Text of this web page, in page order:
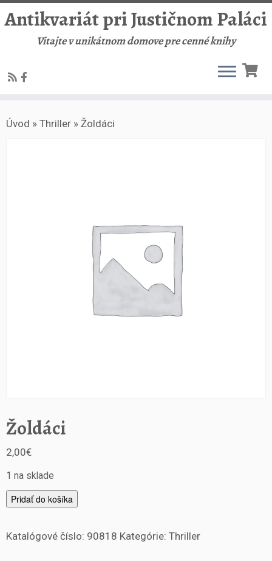
to
Antikvariát pri Justičnom Paláci
Vitajte v unikátnom domove pre cenné knihy
Úvod » Thriller » Žoldáci
Žoldáci
2,00€
1 na sklade
m
n
ž
Pridať do košíka
Katalógové číslo: 90818 Kategórie: Thriller